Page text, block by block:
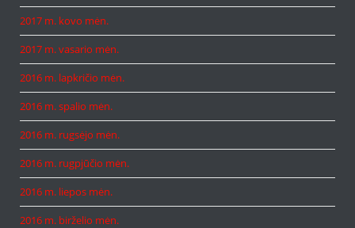
2017 m. kovo mėn.
2017 m. vasario mėn.
2016 m. lapkričio mėn.
2016 m. spalio mėn.
2016 m. rugsėjo mėn.
2016 m. rugpjūčio mėn.
2016 m. liepos mėn.
2016 m. birželio mėn.